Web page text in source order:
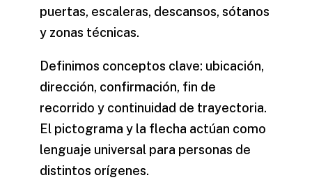
puertas, escaleras, descansos, sótanos
y zonas técnicas.
Definimos conceptos clave: ubicación,
dirección, confirmación, fin de
recorrido y continuidad de trayectoria.
El pictograma y la flecha actúan como
lenguaje universal para personas de
distintos orígenes.